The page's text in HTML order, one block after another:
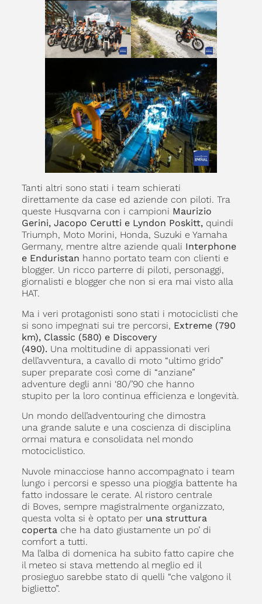
Tanti altri sono stati i team schierati
direttamente da case ed aziende con piloti. Tra
queste Husqvarna con i campioni Maurizio
Gerini, Jacopo Cerutti e Lyndon Poskitt,quindi
Triumph, Moto Morini, Honda, Suzuki e Yamaha
Germany, mentre altre aziende quali Interphone
e Enduristan hanno portato team con clienti e
blogger. Un ricco parterre di piloti, personaggi,
giornalisti e blogger che non si era mai visto alla
HAT.
Ma i veri protagonisti sono stati i motociclisti che
si sono impegnati sui tre percorsi, Extreme (790
km), Classic (580) e Discovery
(490). Una moltitudine di appassionati veri
dell’avventura, a cavallo di moto “ultimo grido”
super preparate così come di “anziane”
adventure degli anni ‘80/’90 che hanno
stupito per la loro continua efficienza e longevità.
Un mondo dell’adventouring che dimostra
una grande salute e una coscienza di disciplina
ormai matura e consolidata nel mondo
motociclistico.
Nuvole minacciose hanno accompagnato i team
lungo i percorsi e spesso una pioggia battente ha
fatto indossare le cerate. Al ristoro centrale
di Boves, sempre magistralmente organizzato,
questa volta si è optato peruna struttura
coperta che ha dato giustamente un po’ di
comfort a tutti.
Ma l’alba di domenica ha subito fatto capire che
il meteo si stava mettendo al meglio ed il
prosieguo sarebbe stato di quelli “che valgono il
biglietto”.